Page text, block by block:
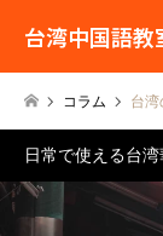
台湾中国語
コラム 台
日常で使える台